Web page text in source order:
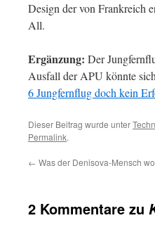
Design der von Frankreich
All.
Ergänzung: Der
Ausfall der APU könnte
6 Jungfernflug doch kein
Dieser Beitrag wurde unter
Permalink.
← Was der Denisova-Mensch
2 Kommentare zu